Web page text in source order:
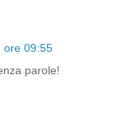
ore 09:55
parole!